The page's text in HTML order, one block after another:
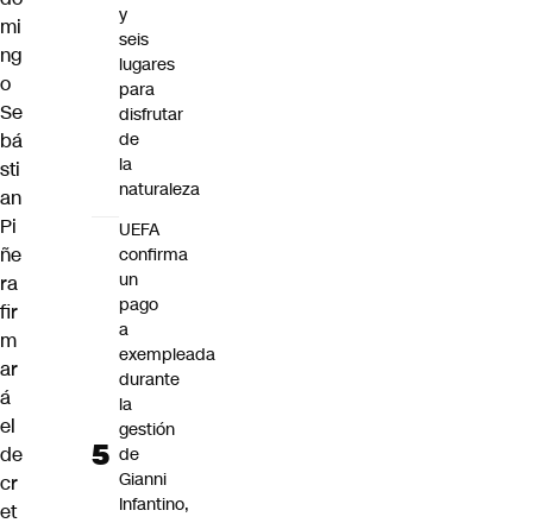
mi
ng
o
Se
bá
sti
an
Pi
ñe
ra
fir
m
ar
á
el
de
cr
et
y
seis
lugares
para
disfrutar
de
la
naturaleza
UEFA
confirma
un
pago
a
exempleada
durante
la
gestión
de
Gianni
Infantino,